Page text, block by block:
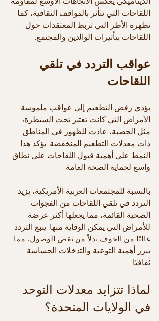
اللقاحات التي تتأثر بالمواقف الثقافية، كما
تظهره الأطر التي تربط المعتقدات حول
اللقاحات بتأثيرات الوالدين والمجتمع.
عواقب التردد في تلقي
اللقاحات
يؤدي رفض التطعيم إلى عواقب ملموسة.
الأمراض التي كانت تعتبر تحت السيطرة،
مثل الحصبة، عادت للظهور في المناطق
ذات معدلات التطعيم المنخفضة. يؤكد هذا
النمط على أهمية قبول اللقاحات على نطاق
واسع لحماية الصحة العامة.
بالنسبة للمجتمعات العربية الأمريكية، يزيد
التردد في تلقي اللقاحات من الفجوات
الصحية القائمة، مما يجعلها أكثر عرضة
للأمراض التي يمكن الوقاية منها. ينبع التردد
غالبًا من الخوف بدلاً من نقص الوصول، مما
يبرز أهمية التوعية والتدخلات الحساسة
ثقافيًا.
لماذا تتزايد معدلات التوحد
في الولايات المتحدة؟